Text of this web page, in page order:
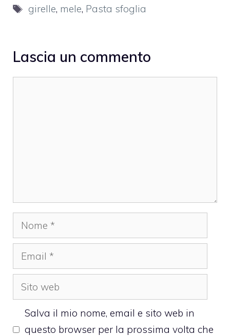
Tag
girelle, mele, Pasta sfoglia
Lascia un commento
Nome
Email
Sito
web
Salva il mio nome, email e sito web in
questo browser per la prossima volta che